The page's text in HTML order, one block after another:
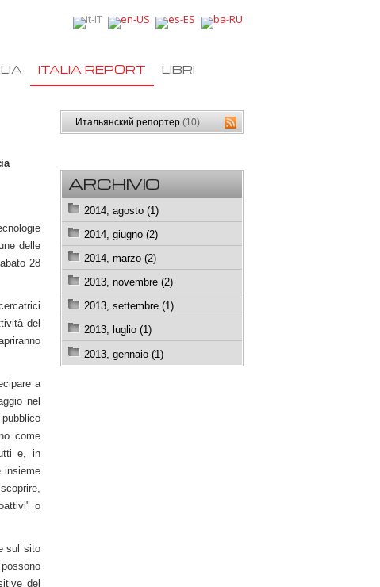
ITALIA REPORT LIBRI
delle
28
del
a
nel
come
e, in
insieme
o
sul sito
del
Итальянский репортер(10)
ARCHIVIO
2014, agosto (1)
2014, giugno (2)
2014, marzo (2)
2013, novembre (2)
2013, settembre (1)
2013, luglio (1)
2013, gennaio (1)